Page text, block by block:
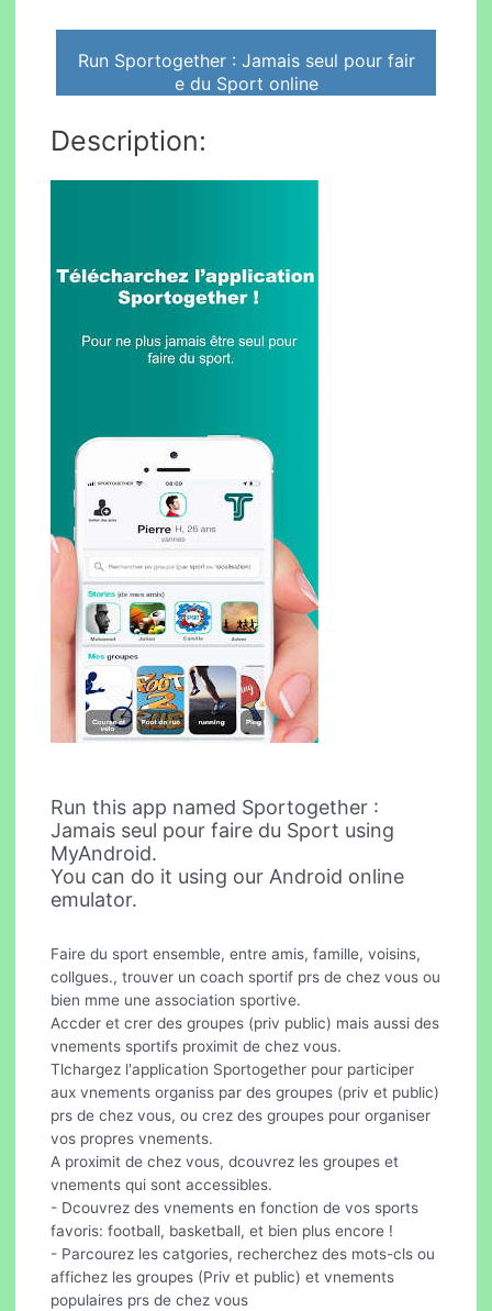
Run Sportogether : Jamais seul pour fair
e du Sport online
Description:
Run this app named Sportogether :
Jamais seul pour faire du Sport using
MyAndroid.
You can do it using our Android online
emulator.
Faire du sport ensemble, entre amis, famille, voisins,
collgues., trouver un coach sportif prs de chez vous ou
bien mme une association sportive.
Accder et crer des groupes (priv public) mais aussi des
vnements sportifs proximit de chez vous.
Tlchargez l'application Sportogether pour participer
aux vnements organiss par des groupes (priv et public)
prs de chez vous, ou crez des groupes pour organiser
vos propres vnements.
A proximit de chez vous, dcouvrez les groupes et
vnements qui sont accessibles.
- Dcouvrez des vnements en fonction de vos sports
favoris: football, basketball, et bien plus encore !
- Parcourez les catgories, recherchez des mots-cls ou
affichez les groupes (Priv et public) et vnements
populaires prs de chez vous